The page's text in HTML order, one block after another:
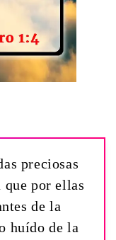
preciosas
que por ellas
de la
huído de la